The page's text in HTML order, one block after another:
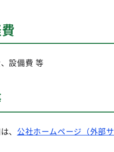
設備費 等
、 公社ホームページ（外部